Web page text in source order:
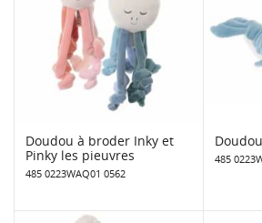
Doudou à broder Inky et
Pinky les pieuvres
485 0223WAQ01 0562
485